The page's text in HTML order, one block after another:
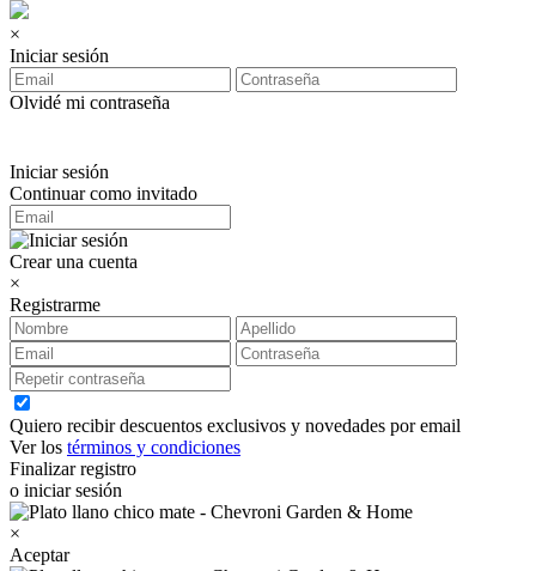
×
Iniciar sesión
Olvidé mi contraseña
Iniciar sesión
Continuar como invitado
Crear una cuenta
×
Registrarme
Quiero recibir descuentos exclusivos y novedades por email
Ver los términos y condiciones
Finalizar registro
o iniciar sesión
×
Aceptar